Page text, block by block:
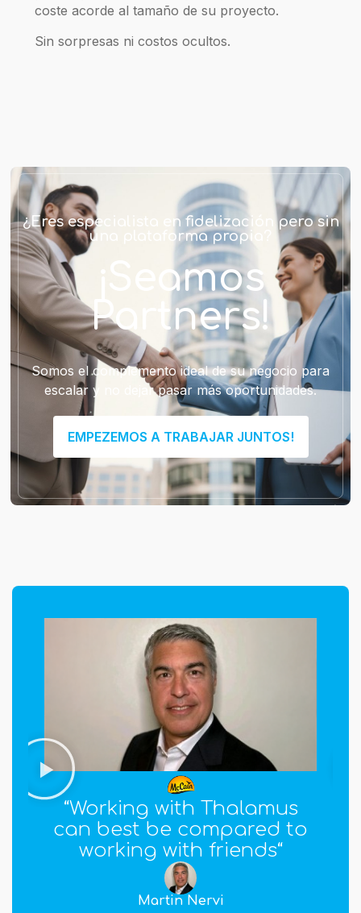
coste acorde al tamaño de su proyecto.
Sin sorpresas ni costos ocultos.
¿Eres especialista en fidelización pero sin
una plataforma propia?
¡Seamos
Partners!
Somos el complemento ideal de su negocio para
escalar y no dejar pasar más oportunidades.
EMPEZEMOS A TRABAJAR JUNTOS!
Trade Engagement
solution. Flexibility makes
the difference.
Juan Gilardi